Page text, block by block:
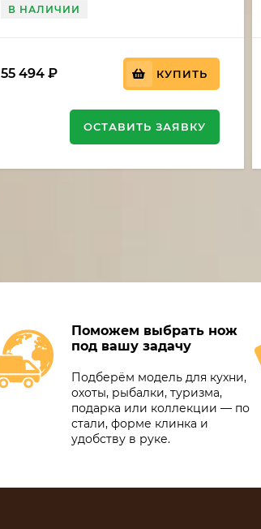
В НАЛИЧИИ
55 494₽ КУПИТЬ
ОСТАВИТЬ ЗАЯВКУ
Поможем выбрать нож
под вашу задачу
Подберём модель для кухни,
охоты, рыбалки, туризма,
подарка или коллекции — по
стали, форме клинка и
удобству в руке.